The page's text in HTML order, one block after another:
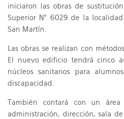
iniciaron las obras de
Superior N° 6029 de la
San Martín.
Las obras se realizan con
El nuevo edificio tendrá cinco
núcleos sanitarios para
discapacidad.
También contará con un
administración, dirección, sala